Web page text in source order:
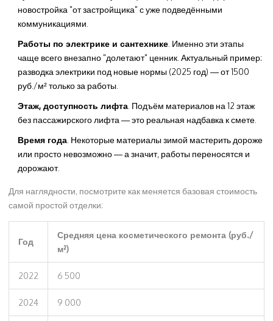
новостройка "от застройщика" с уже подведёнными
коммуникациями.
Работы по электрике и сантехнике . Именно эти этапы
чаще всего внезапно "долетают" ценник. Актуальный пример:
разводка электрики под новые нормы (2025 год) — от 1500
руб./м² только за работы.
Этаж, доступность лифта . Подъём материалов на 12 этаж
без пассажирского лифта — это реальная надбавка к смете.
Время года . Некоторые материалы зимой мастерить дороже
или просто невозможно — а значит, работы переносятся и
дорожают.
Для наглядности, посмотрите как меняется базовая стоимость
самой простой отделки:
Год
Средняя цена косметического ремонта (руб./
м²)
2022 6 500
2024 9 000